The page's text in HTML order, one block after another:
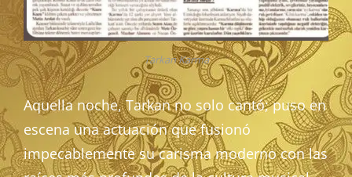
Tarkan Karma
Aquella noche, Tarkan no solo cantó; puso en
escena una actuación que fusionó
impecablemente su carisma moderno con las